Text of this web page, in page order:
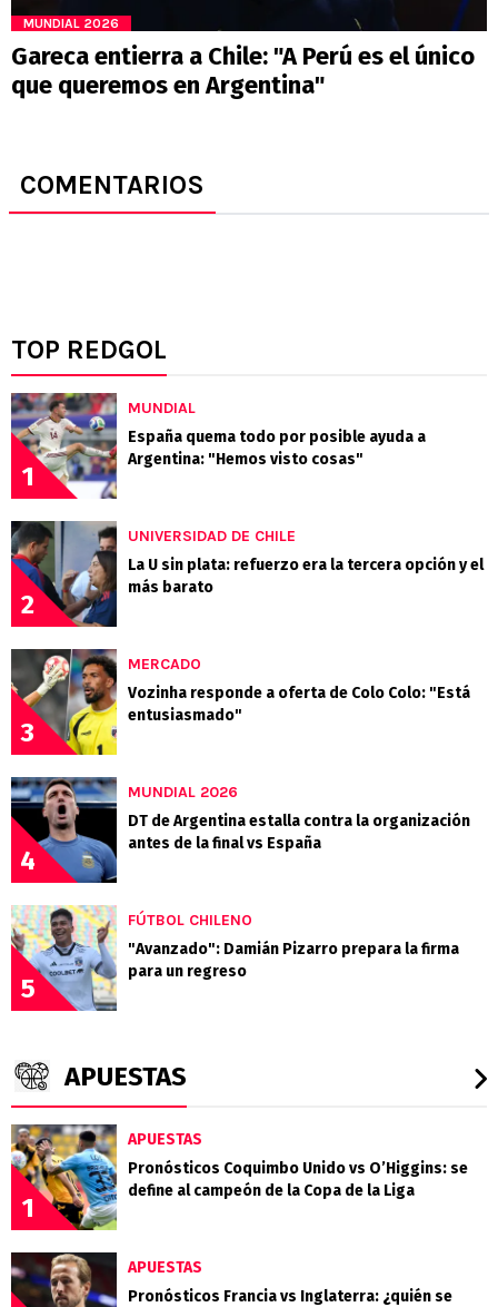
MUNDIAL 2026
Gareca entierra a Chile: "A Perú es el único
que queremos en Argentina"
COMENTARIOS
TOP REDGOL
1
MUNDIAL
España quema todo por posible ayuda a
Argentina: "Hemos visto cosas"
2
UNIVERSIDAD DE CHILE
La U sin plata: refuerzo era la tercera opción y el
más barato
3
MERCADO
Vozinha responde a oferta de Colo Colo: "Está
entusiasmado"
4
MUNDIAL 2026
DT de Argentina estalla contra la organización
antes de la final vs España
5
FÚTBOL CHILENO
"Avanzado": Damián Pizarro prepara la firma
para un regreso
APUESTAS
1
APUESTAS
Pronósticos Coquimbo Unido vs O’Higgins: se
define al campeón de la Copa de la Liga
APUESTAS
Pronósticos Francia vs Inglaterra: ¿quién se